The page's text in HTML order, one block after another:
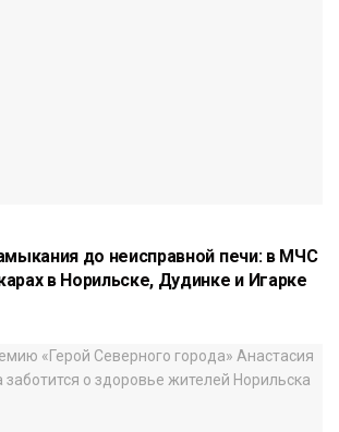
до неисправной печи: в МЧС
в Норильске, Дудинке и Игарке